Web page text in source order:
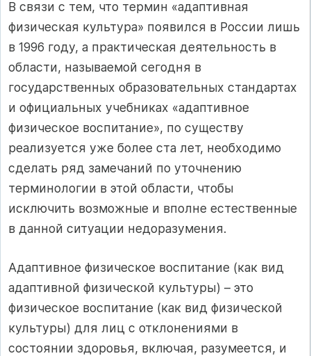
В связи с тем, что термин «адаптивная
физическая культура» появился в России лишь
в 1996 году, а практическая деятельность в
области, называемой сегодня в
государственных образовательных стандартах
и официальных учебниках «адаптивное
физическое воспитание», по существу
реализуется уже более ста лет, необходимо
сделать ряд замечаний по уточнению
терминологии в этой области, чтобы
исключить возможные и вполне естественные
в данной ситуации недоразумения.
Адаптивное физическое воспитание (как вид
адаптивной физической культуры) – это
физическое воспитание (как вид физической
культуры) для лиц с отклонениями в
состоянии здоровья, включая, разумеется, и